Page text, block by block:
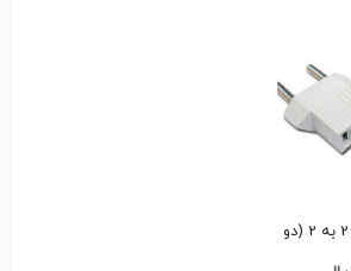
مبدل دو راهی برق 2 به 2 (دو